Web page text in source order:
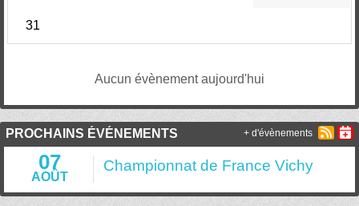
31
Aucun évènement aujourd'hui
PROCHAINS ÉVÉNEMENTS
07
AOÛT
Championnat de France Vichy
+ d'évènements